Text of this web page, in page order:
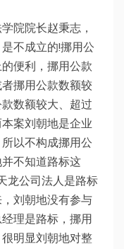
院院长赵秉志，
不成立的!挪用公
便利，挪用公款
挪用公款数额较
数额较大、超过
案刘朝地是企业
以不构成挪用公
不知道路标这
龙公司法人是路标
刘朝地没有参与
理是路标，挪用
明显刘朝地对整